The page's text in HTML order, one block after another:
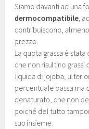
Siamo davanti ad una
dermocompatibile,
contribuiscono,
prezzo.
La quota grassa è
che non risultino
liquida di jojoba,
percentuale bassa ma
denaturato, che non
poiché del tutto
suo insieme.